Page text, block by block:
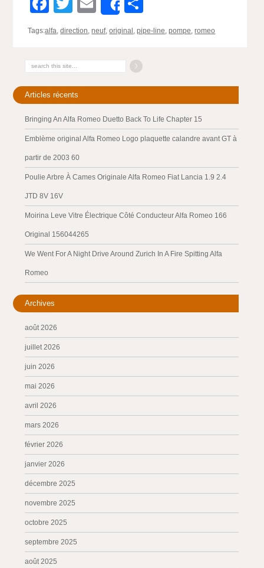
Share
Tags:alfa,direction,neuf,original ,pipe-line,pompe,romeo
Articles récents
Bringing An Alfa Romeo Duetto Back To Life Chapter 15
Emblème original Alfa Romeo Logo plaquette calandre avant GT à
partir de 2003 60
Poulie Arbre À Cames Originale Alfa Romeo Fiat Lancia 1.9 2.4
JTD 8V 16V
Moirina Leve Vitre Électrique Côté Conducteur Alfa Romeo 166
Original 156044265
We Went For A Night Drive Around Zurich In A Fire Spitting Alfa
Romeo
Archives
août 2026
juillet 2026
juin 2026
mai 2026
avril 2026
mars 2026
février 2026
janvier 2026
décembre 2025
novembre 2025
octobre 2025
septembre 2025
août 2025